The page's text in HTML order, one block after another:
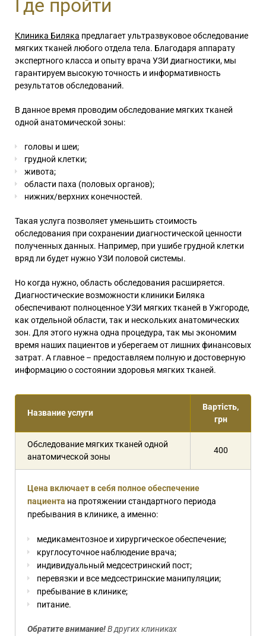
Где пройти
Клиника Биляка предлагает ультразвуковое обследование
мягких тканей любого отдела тела. Благодаря аппарату
экспертного класса и опыту врача УЗИ диагностики, мы
гарантируем высокую точность и информативность
результатов обследований.
В данное время проводим обследование мягких тканей
одной анатомической зоны:
головы и шеи;
грудной клетки;
живота;
области паха (половых органов);
нижних/верхних конечностей.
Такая услуга позволяет уменьшить стоимость
обследования при сохранении диагностической ценности
полученных данных. Например, при ушибе грудной клетки
вряд ли будет нужно УЗИ половой системы.
Но когда нужно, область обследования расширяется.
Диагностические возможности клиники Биляка
обеспечивают полноценное УЗИ мягких тканей в Ужгороде,
как отдельной области, так и нескольких анатомических
зон. Для этого нужна одна процедура, так мы экономим
время наших пациентов и уберегаем от лишних финансовых
затрат. А главное – предоставляем полную и достоверную
информацию о состоянии здоровья мягких тканей.
Название услуги
Вартість,
грн
Обследование мягких тканей одной
анатомической зоны
400
Цена включает в себя полное обеспечение
пациента на протяжении стандартного периода
пребывания в клинике, а именно:
медикаментозное и хирургическое обеспечение;
круглосуточное наблюдение врача;
индивидуальный медсестринский пост;
перевязки и все медсестринские манипуляции;
пребывание в клинике;
питание.
Обратите внимание!В других клиниках